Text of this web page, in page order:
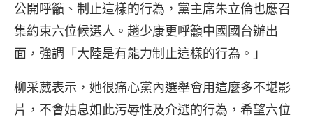
公開呼籲、制止這樣的行為，黨主席朱立倫也應召
集約束六位候選人。趙少康更呼籲中國國台辦出
面，強調「大陸是有能力制止這樣的行為。」
柳采葳表示，她很痛心黨內選舉會用這麼多不堪影
片，不會姑息如此污辱性及介選的行為，希望六位